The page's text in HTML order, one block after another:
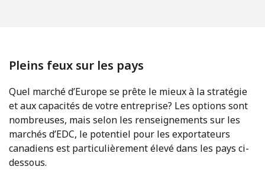
Pleins feux sur les pays
Quel marché d’Europe se prête le mieux à la stratégie
et aux capacités de votre entreprise? Les options sont
nombreuses, mais selon les renseignements sur les
marchés d’EDC, le potentiel pour les exportateurs
canadiens est particulièrement élevé dans les pays ci-
dessous.